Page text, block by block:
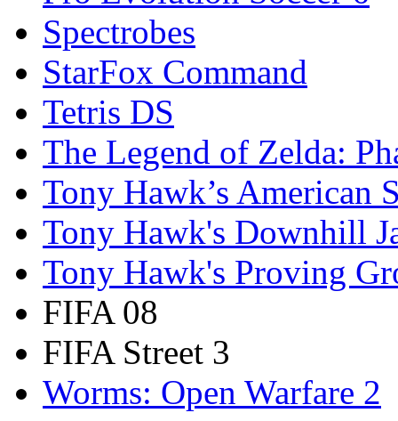
Spectrobes
StarFox Command
Tetris DS
The Legend of Zelda:
Tony Hawk’s American
Tony Hawk's Downhill
Tony Hawk's Proving
FIFA 08
FIFA Street 3
Worms: Open Warfare 2